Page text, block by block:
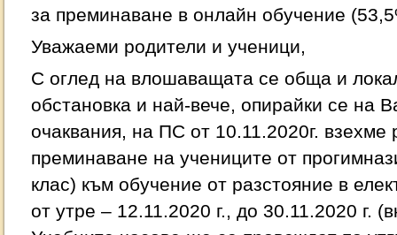
за преминаване в онлайн обучение
Уважаеми родители и ученици,
С оглед на влошаващата се обща и
обстановка и най-вече, опирайки се на
очаквания, на ПС от 10.11.2020г. взехме
преминаване на учениците от
клас) към обучение от разстояние в
от утре – 12.11.2020 г., до 30.11.2020 г.